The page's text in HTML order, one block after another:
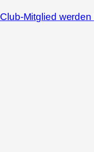
Club-Mitglied werden